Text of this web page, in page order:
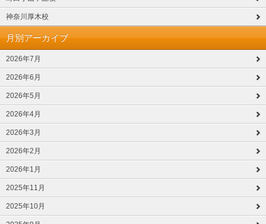
神奈川厚木校
月別アーカイブ
2026年7月
2026年6月
2026年5月
2026年4月
2026年3月
2026年2月
2026年1月
2025年11月
2025年10月